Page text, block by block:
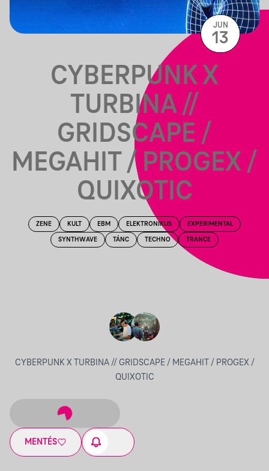
CYBERPUNK X
TURBINA //
GRIDSCAPE /
MEGAHIT / PROGEX /
QUIXOTIC
ZENE KULT EBM ELEKTRONIKUS EXPERIMENTAL
SYNTHWAVE TÁNC TECHNO TRANCE
CYBERPUNK X TURBINA // GRIDSCAPE / MEGAHIT / PROGEX /
QUIXOTIC
MENTÉS
JUN
13